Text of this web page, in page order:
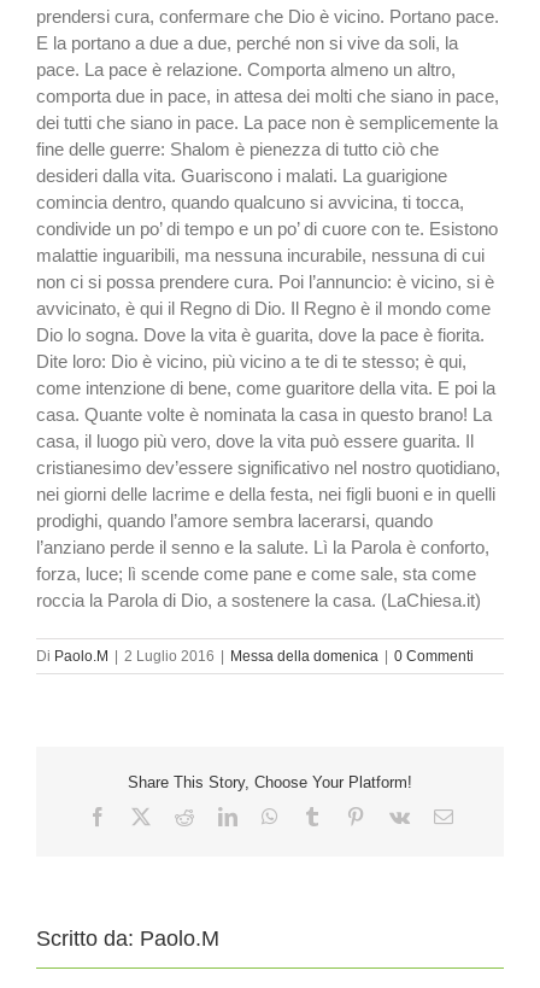
prendersi cura, confermare che Dio è vicino. Portano pace.
E la portano a due a due, perché non si vive da soli, la
pace. La pace è relazione. Comporta almeno un altro,
comporta due in pace, in attesa dei molti che siano in pace,
dei tutti che siano in pace. La pace non è semplicemente la
fine delle guerre: Shalom è pienezza di tutto ciò che
desideri dalla vita. Guariscono i malati. La guarigione
comincia dentro, quando qualcuno si avvicina, ti tocca,
condivide un po’ di tempo e un po’ di cuore con te. Esistono
malattie inguaribili, ma nessuna incurabile, nessuna di cui
non ci si possa prendere cura. Poi l’annuncio: è vicino, si è
avvicinato, è qui il Regno di Dio. Il Regno è il mondo come
Dio lo sogna. Dove la vita è guarita, dove la pace è fiorita.
Dite loro: Dio è vicino, più vicino a te di te stesso; è qui,
come intenzione di bene, come guaritore della vita. E poi la
casa. Quante volte è nominata la casa in questo brano! La
casa, il luogo più vero, dove la vita può essere guarita. Il
cristianesimo dev’essere significativo nel nostro quotidiano,
nei giorni delle lacrime e della festa, nei figli buoni e in quelli
prodighi, quando l’amore sembra lacerarsi, quando
l’anziano perde il senno e la salute. Lì la Parola è conforto,
forza, luce; lì scende come pane e come sale, sta come
roccia la Parola di Dio, a sostenere la casa. (LaChiesa.it)
Di Paolo.M 2 Luglio 2016 Messa della domenica 0 Commenti
Share This Story, Choose Your Platform!
Facebook RedditLinkedInWhatsApp
Tumblr Pinterest
Vk Email
Scritto da: Paolo.M